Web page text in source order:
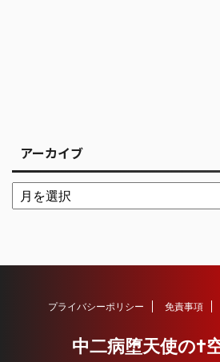
アーカイブ
プライバシーポリシー 免責事項
中二病堕天使の†